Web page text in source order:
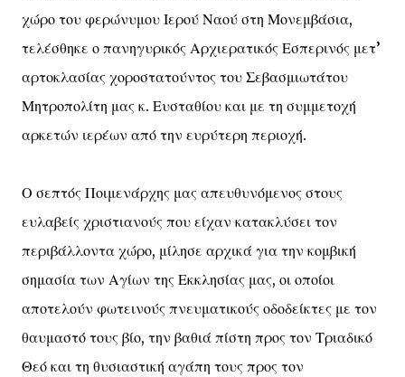
χώρο του φερώνυμου Ιερού Ναού στη Μονεμβάσια,
τελέσθηκε ο πανηγυρικός Αρχιερατικός Εσπερινός μετ’
αρτοκλασίας χοροστατούντος του Σεβασμιωτάτου
Μητροπολίτη μας κ. Ευσταθίου και με τη συμμετοχή
αρκετών ιερέων από την ευρύτερη περιοχή.
Ο σεπτός Ποιμενάρχης μας απευθυνόμενος στους
ευλαβείς χριστιανούς που είχαν κατακλύσει τον
περιβάλλοντα χώρο, μίλησε αρχικά για την κομβική
σημασία των Αγίων της Εκκλησίας μας, οι οποίοι
αποτελούν φωτεινούς πνευματικούς οδοδείκτες με τον
θαυμαστό τους βίο, την βαθιά πίστη προς τον Τριαδικό
Θεό και τη θυσιαστική αγάπη τους προς τον